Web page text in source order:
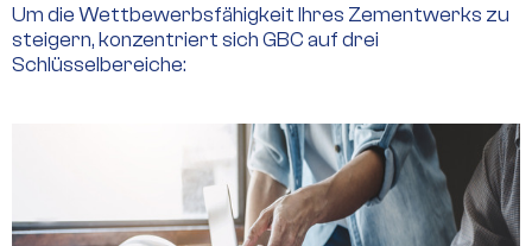
Um die Wettbewerbsfähigkeit Ihres Zementwerks zu
steigern, konzentriert sich GBC auf drei
Schlüsselbereiche: